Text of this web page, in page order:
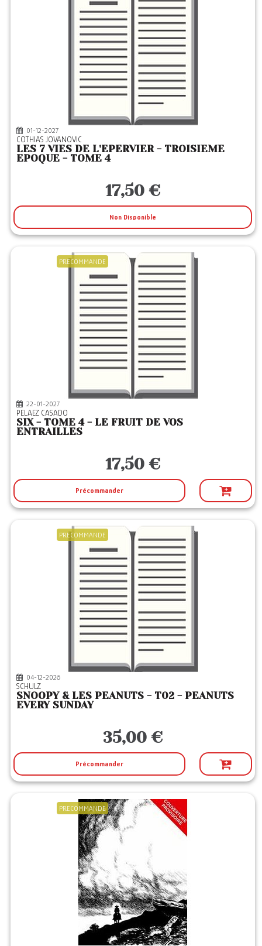
01-12-2027
COTHIAS JOVANOVIC
LES 7 VIES DE L'EPERVIER - TROISIEME
EPOQUE - TOME 4
17,50 €
Non Disponible
PRECOMMANDE
22-01-2027
PELAEZ CASADO
SIX - TOME 4 - LE FRUIT DE VOS
ENTRAILLES
17,50 €
Précommander
PRECOMMANDE
04-12-2026
SCHULZ
SNOOPY & LES PEANUTS - T02 - PEANUTS
EVERY SUNDAY
35,00 €
Précommander
PRECOMMANDE